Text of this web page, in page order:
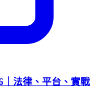
｜法律、平台、實戰